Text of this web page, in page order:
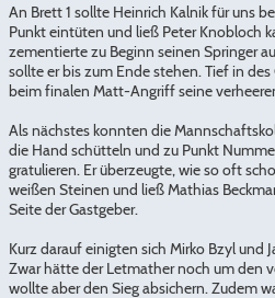
An Brett 1 sollte Heinrich Kalnik für uns
Punkt eintüten und ließ Peter Knobloch
zementierte zu Beginn seinen Springer
sollte er bis zum Ende stehen. Tief in
beim finalen Matt-Angriff seine
Als nächstes konnten die
die Hand schütteln und zu Punkt
gratulieren. Er überzeugte, wie so oft
weißen Steinen und ließ Mathias
Seite der Gastgeber.
Kurz darauf einigten sich Mirko Bzyl und
Zwar hätte der Letmather noch um den
wollte aber den Sieg absichern. Zudem